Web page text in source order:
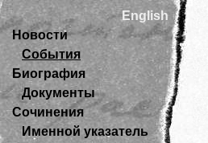
English
Новости
События
Биография
Документы
Сочинения
Именной указатель